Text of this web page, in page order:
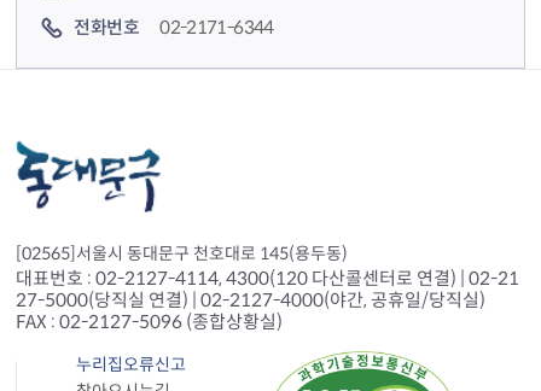
전화번호
02-2171-6344
[02565]서울시 동대문구 천호대로 145(용두동)
대표번호 : 02-2127-4114, 4300(120 다산콜센터로 연결) | 02-21
27-5000(당직실 연결) | 02-2127-4000(야간, 공휴일/당직실)
FAX : 02-2127-5096 (종합상황실)
누리집오류신고